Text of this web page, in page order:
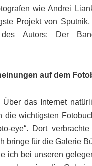
wie Andrei
Projekt von
des Autors: Der
auf dem
das Internet
wichtigsten
eye“. Dort
bringe für die Galerie
ich bei unseren